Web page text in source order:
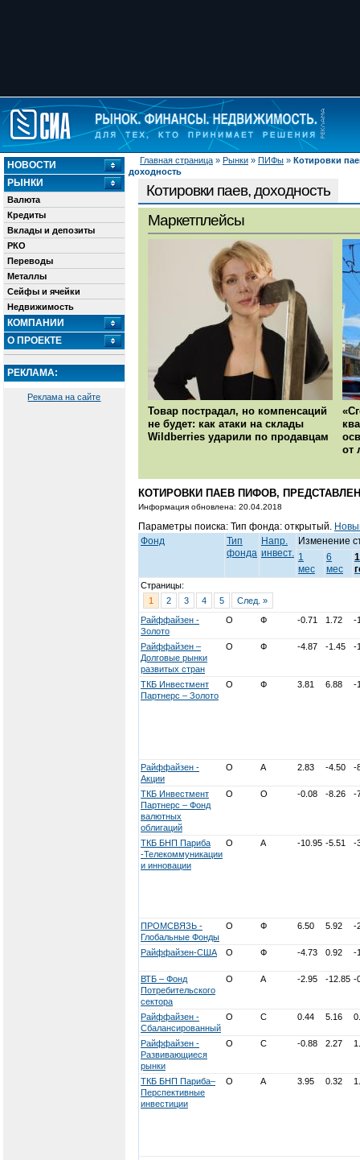
Главная страница » Рынки » ПИФы » Котировки
доходность
НОВОСТИ
РЫНКИ
Валюта
Кредиты
Вклады и депозиты
РКО
Переводы
Металлы
Сейфы и ячейки
Недвижимость
КОМПАНИИ
О ПРОЕКТЕ
РЕКЛАМА:
Реклама на сайте
Котировки паев, доходность
Маркетплейсы
Товар пострадал, но компенсаций
не будет: как атаки на склады
Wildberries ударили по продавцам
от
КОТИРОВКИ ПАЕВ ПИФОВ,
Информация обновлена: 20.04.2018
Параметры поиска: Тип фонда: открытый.
Фонд
Тип
фонда
Напр.
инвест.
Изменение
1
мес
6
мес
1
Страницы:
1
2 3 4 5
След. »
Райффайзен -
Золото
О Ф -0.71 1.72 -
Райффайзен –
Долговые рынки
развитых стран
О Ф -4.87 -1.45 -
ТКБ Инвестмент
Партнерс – Золото
О Ф 3.81 6.88 -
Райффайзен -
Акции
О А 2.83 -4.50 -
ТКБ Инвестмент
Партнерс – Фонд
валютных
облигаций
О О -0.08 -8.26 -
ТКБ БНП Париба
-Телекоммуникации
и инновации
О А -10.95 -5.51 -
ПРОМСВЯЗЬ -
Глобальные Фонды
О Ф 6.50 5.92 -
Райффайзен-США О Ф -4.73 0.92 -
ВТБ – Фонд
Потребительского
сектора
О А -2.95 -12.85 -
Райффайзен -
Сбалансированный
О С 0.44 5.16
Райффайзен -
Развивающиеся
рынки
О С -0.88 2.27
ТКБ БНП Париба–
Перспективные
инвестиции
О А 3.95 0.32